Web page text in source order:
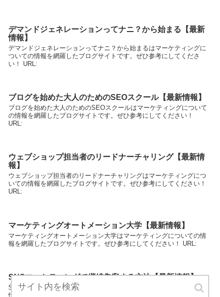
デマンドジェネレーションってナニ？から始まる【最新
情報】
デマンドジェネレーションってナニ？から始まるはマーケティングに
ついての情報を網羅したブログサイトです。ぜひ参考にしてくださ
い！ URL:
ブログを始めた大人のためのSEOスクール【最新情報】
ブログを始めた大人のためのSEOスクールはマーケティングについて
の情報を網羅したブログサイトです。ぜひ参考にしてください！
URL:
ウェブショップ担当者のリードナーチャリング【最新情
報】
ウェブショップ担当者のリードナーチャリングはマーケティングにつ
いての情報を網羅したブログサイトです。ぜひ参考にしてください！
URL:
マーケティングオートメーション大学【最新情報】
マーケティングオートメーション大学はマーケティングについての情
報を網羅したブログサイトです。ぜひ参考にしてください！ URL:
SNSマーケティングで継続集客する方法【最新情報】
SNSマーケティングで継続集客する方法はマーケティングについての
情報を網羅したブログサイトです。ぜひ参考にしてください！ URL: